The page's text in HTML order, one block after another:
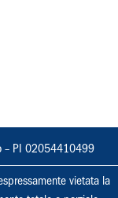
– PI 02054410499
vietata la